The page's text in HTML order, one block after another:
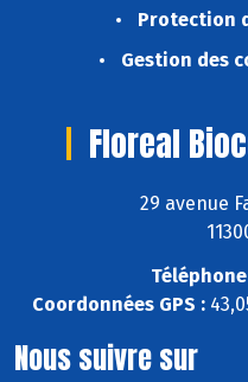
Protection
Gestion des
Floreal
29 avenue
Coordonnées GPS :
Nous suivre sur